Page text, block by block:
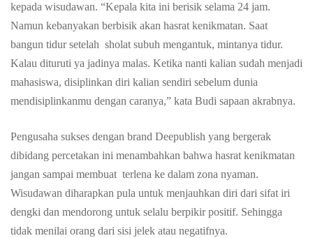
kepada wisudawan. “Kepala kita ini berisik selama 24 jam.
Namun kebanyakan berbisik akan hasrat kenikmatan. Saat
bangun tidur setelah sholat subuh mengantuk, mintanya tidur.
Kalau dituruti ya jadinya malas. Ketika nanti kalian sudah menjadi
mahasiswa, disiplinkan diri kalian sendiri sebelum dunia
mendisiplinkanmu dengan caranya,” kata Budi sapaan akrabnya.
Pengusaha sukses dengan brand Deepublish yang bergerak
dibidang percetakan ini menambahkan bahwa hasrat kenikmatan
jangan sampai membuat terlena ke dalam zona nyaman.
Wisudawan diharapkan pula untuk menjauhkan diri dari sifat iri
dengki dan mendorong untuk selalu berpikir positif. Sehingga
tidak menilai orang dari sisi jelek atau negatifnya.